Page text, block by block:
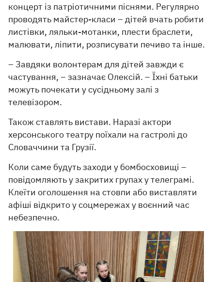
концерт із патріотичними піснями. Регулярно
проводять майстер-класи – дітей вчать робити
листівки, ляльки-мотанки, плести браслети,
малювати, ліпити, розписувати печиво та інше.
– Завдяки волонтерам для дітей завжди є
частування, – зазначає Олексій. – Їхні батьки
можуть почекати у сусідньому залі з
телевізором.
Також ставлять вистави. Наразі актори
херсонського театру поїхали на гастролі до
Словаччини та Грузії.
Коли саме будуть заходи у бомбосховищі –
повідомляють у закритих групах у телеграмі.
Клеїти оголошення на стовпи або виставляти
афіші відкрито у соцмережах у воєнний час
небезпечно.